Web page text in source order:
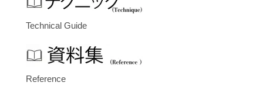
Technical Guide
Reference